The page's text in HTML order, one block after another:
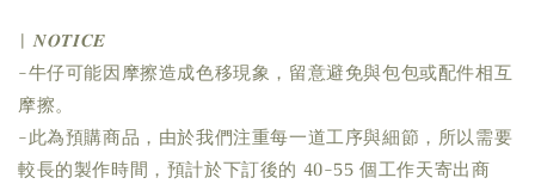
| 𝑵𝑶𝑻𝑰𝑪𝑬
-牛仔可能因摩擦造成色移現象，留意避免與包包或配件相互
摩擦。
-此為預購商品，由於我們注重每一道工序與細節，所以需要
較長的製作時間，預計於下訂後的 40-55 個工作天寄出商